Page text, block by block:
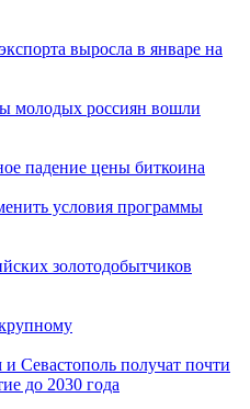
выросла в январе на
молодых россиян вошли
падение цены биткоина
условия программы
золотодобытчиков
получат почти
до 2030 года